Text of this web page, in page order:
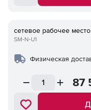
сетевое рабочее место
SM-N-U1
Физическая
87